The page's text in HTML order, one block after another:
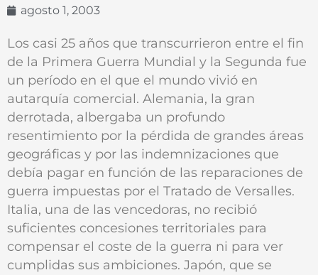
agosto 1, 2003
Los casi 25 años que transcurrieron entre el fin
de la Primera Guerra Mundial y la Segunda fue
un período en el que el mundo vivió en
autarquía comercial. Alemania, la gran
derrotada, albergaba un profundo
resentimiento por la pérdida de grandes áreas
geográficas y por las indemnizaciones que
debía pagar en función de las reparaciones de
guerra impuestas por el Tratado de Versalles.
Italia, una de las vencedoras, no recibió
suficientes concesiones territoriales para
compensar el coste de la guerra ni para ver
cumplidas sus ambiciones. Japón, que se